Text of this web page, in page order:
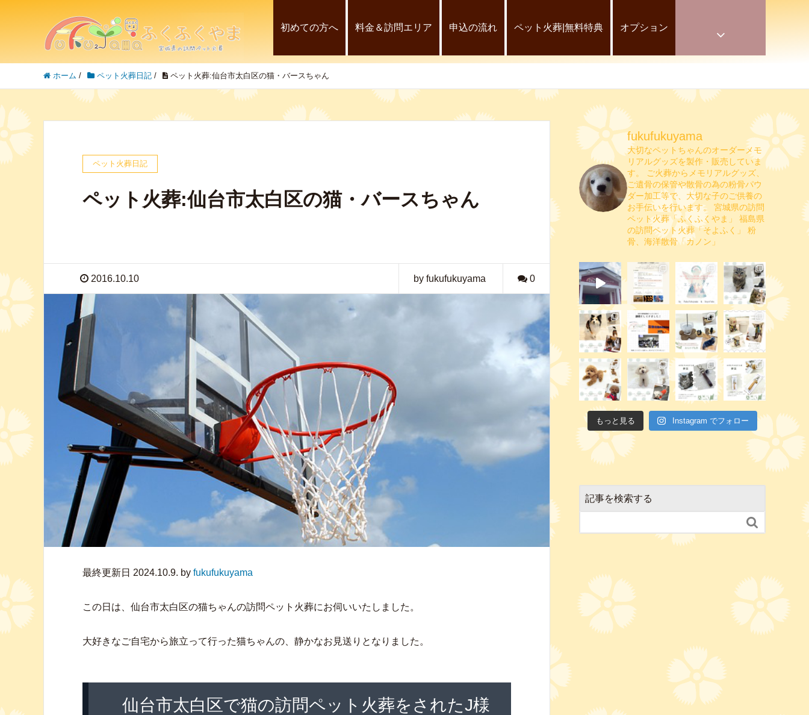
初めての方へ 料金＆訪問エリア 申込の流れ ペット火葬|無料特典 オプション
ホーム / ペット火葬日記 / ペット火葬:仙台市太白区の猫・バースちゃん
ペット火葬日記
ペット火葬:仙台市太白区の猫・バースちゃん
2016.10.10 by fukufukuyama 0
最終更新日 2024.10.9. by fukufukuyama
この日は、仙台市太白区の猫ちゃんの訪問ペット火葬にお伺いいたしました。
大好きなご自宅から旅立って行った猫ちゃんの、静かなお見送りとなりました。
仙台市太白区で猫の訪問ペット火葬をされたJ様
fukufukuyama
大切なペットちゃんのオーダーメモ
リアルグッズを製作・販売していま
す。
ご火葬からメモリアルグッズ、
ご遺骨の保管や散骨の為の粉骨パウ
ダー加工等で、大切な子のご供養の
お手伝いを行います。
宮城県の訪問
ペット火葬「ふくふくやま」
福島県
の訪問ペット火葬「そよふく」
粉
骨、海洋散骨「カノン」
もっと見る Instagram でフォロー
記事を検索する
